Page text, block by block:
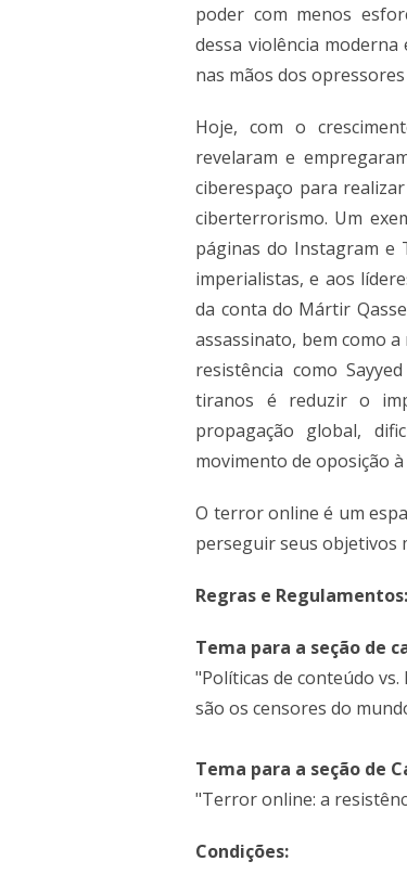
poder com menos
dessa violência
nas mãos dos
Hoje, com o
revelaram e
ciberespaço para
ciberterrorismo. Um
páginas do Instagram e
imperialistas, e aos
da conta do Mártir
assassinato, bem como
resistência como
tiranos é reduzir o
propagação global,
movimento de oposição
O terror online é um
perseguir seus objetivos
Regras e Regulamentos:
Tema para a seção de
"Políticas de conteúdo
são os censores do
Tema para a seção de
"Terror online: a
Condições: